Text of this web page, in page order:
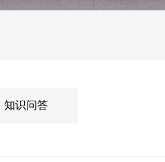
知识问答